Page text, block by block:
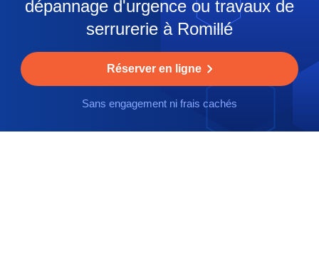
dépannage d'urgence ou travaux de
serrurerie à Romillé
Réserver en ligne
Sans engagement ni frais cachés